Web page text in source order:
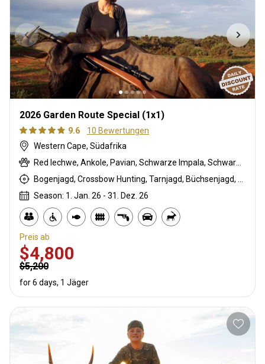
2026 Garden Route Special (1x1)
9.6
10 Bewertungen
Western Cape, Südafrika
Season: 1. Jan. 26 - 31. Dez. 26
Preis ab
$4,800
$5,200
for 6 days, 1 Jäger